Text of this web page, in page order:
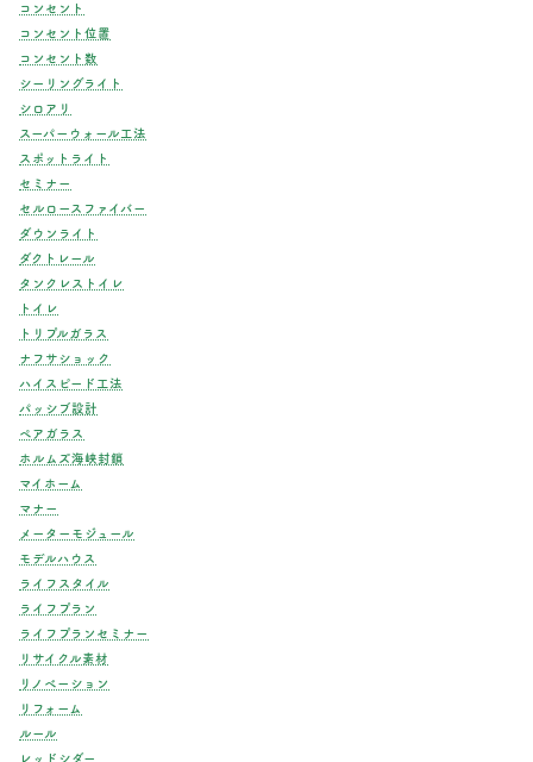
コンセント
コンセント位置
コンセント数
シーリングライト
シロアリ
スーパーウォール工法
スポットライト
セミナー
セルロースファイバー
ダウンライト
ダクトレール
タンクレストイレ
トイレ
トリプルガラス
ナフサショック
ハイスピード工法
パッシブ設計
ペアガラス
ホルムズ海峡封鎖
マイホーム
マナー
メーターモジュール
モデルハウス
ライフスタイル
ライフプラン
ライフプランセミナー
リサイクル素材
リノベーション
リフォーム
ルール
レッドシダー